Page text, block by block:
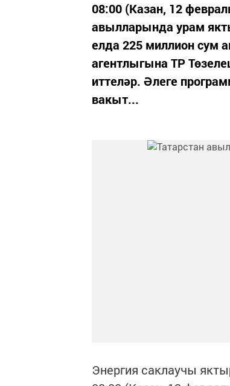
08:00 (Казан, 12
авылларында урам
елда 225 миллион сум
агентлыгына ТР
иттеләр. Әлеге
вакыт...
Энергия саклаучы